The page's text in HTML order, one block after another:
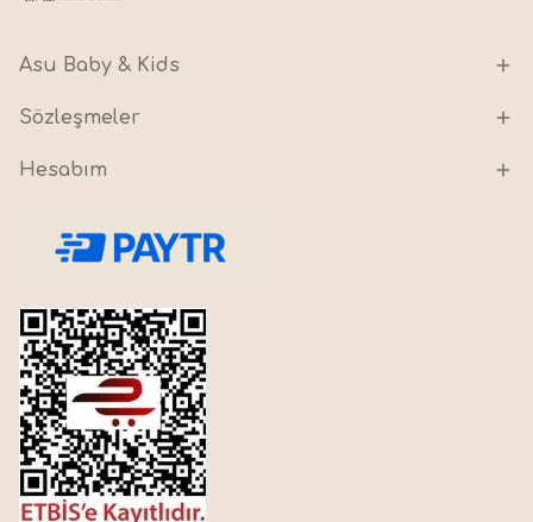
Asu Baby & Kids
Sözleşmeler
Hesabım